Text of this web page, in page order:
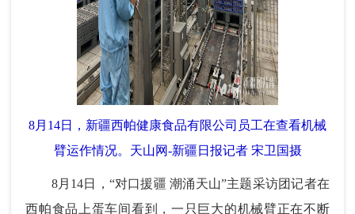
8月14日，新疆西帕健康食品有限公司员工在查看机械
臂运作情况。天山网-新疆日报记者 宋卫国摄
8月14日，“对口援疆 潮涌天山”主题采访团记者在
西帕食品上蛋车间看到，一只巨大的机械臂正在不断